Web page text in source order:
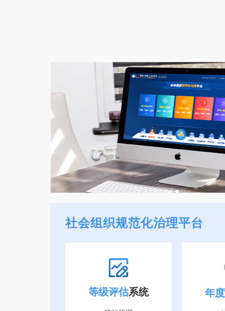
社会组织规范化治理平台
等级评估系统 年